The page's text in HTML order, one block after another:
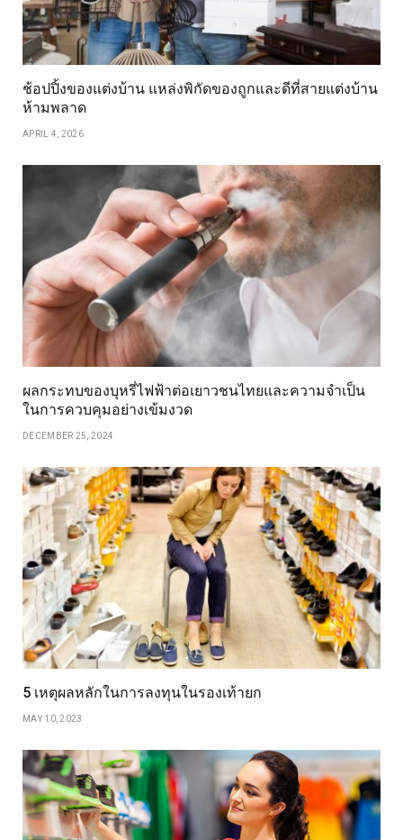
ช้อปปิ้งของแต่งบ้าน แหล่งพิกัดของถูกและดีที่สายแต่งบ้าน
ห้ามพลาด
APRIL 4, 2026
ผลกระทบของบุหรี่ไฟฟ้าต่อเยาวชนไทยและความจำเป็น
ในการควบคุมอย่างเข้มงวด
DECEMBER 25, 2024
5 เหตุผลหลักในการลงทุนในรองเท้ายก
MAY 10, 2023